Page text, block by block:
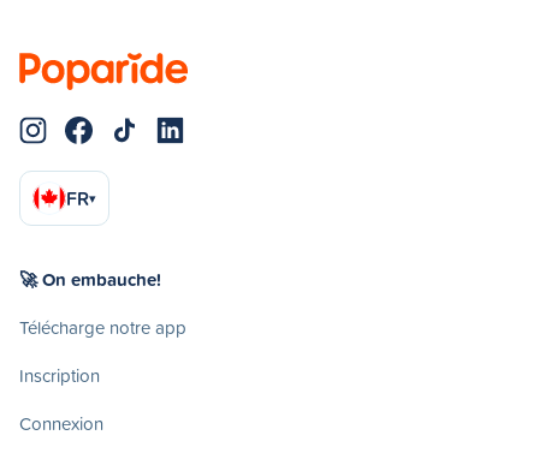
FR▾
🚀 On embauche!
Télécharge notre app
Inscription
Connexion